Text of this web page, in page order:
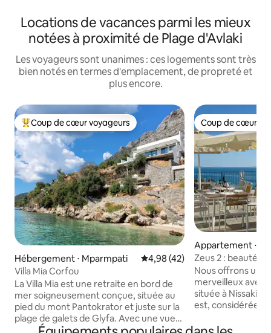
Locations de vacances parmi les mieux
notées à proximité de Plage d'Avlaki
Les voyageurs sont unanimes : ces logements sont très
bien notés en termes d'emplacement, de propreté et
plus encore.
Coups de cœur voyageurs les plus appréciés
Coup de cœur voyageurs
Hébergement ⋅ Mparmpati Évaluation moyenne sur la
4,98 (42)
Villa Mia Corfou
La Villa Mia est une retraite en bord de
mer soigneusement conçue, située au
pied du mont Pantokrator et juste sur la
plage de galets de Glyfa. Avec une vue
imprenable sur la mer Ionienne en face
Coup de cœur
Coup de cœur
Appartement ⋅
Zeus 2 : beauté
privée
Nous offrons un
merveilleux avec
située à Nissaki,
est, considérée
la mer. La